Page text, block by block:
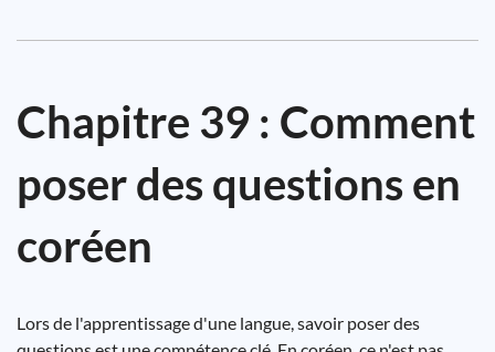
Chapitre 39 : Comment
poser des questions en
coréen
Lors de l'apprentissage d'une langue, savoir poser des